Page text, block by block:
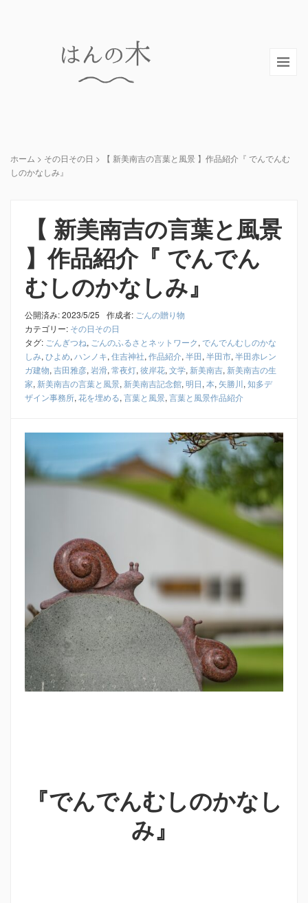
ホーム > その日その日 >
【 新美南吉の言葉と風景 】作品紹介『 でんでんむ
しのかなしみ』
【 新美南吉の言葉と風景
】作品紹介『 でんでん
むしのかなしみ』
公開済み: 2023/5/25 作成者: ごんの贈り物
カテゴリー: その日その日
タグ: ごんぎつね, ごんのふるさとネットワーク, でんでんむしのかな
しみ, ひよめ, ハンノキ, 住吉神社, 作品紹介, 半田, 半田市, 半田赤レン
ガ建物, 吉田雅彦, 岩滑, 常夜灯, 彼岸花, 文学, 新美南吉, 新美南吉の生
家, 新美南吉の言葉と風景, 新美南吉記念館, 明日, 本, 矢勝川, 知多デ
ザイン事務所, 花を埋める, 言葉と風景, 言葉と風景作品紹介
『でんでんむしのかなし
み』